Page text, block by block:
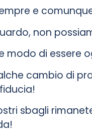
e comunque
non
modo di essere
cambio di
sbagli